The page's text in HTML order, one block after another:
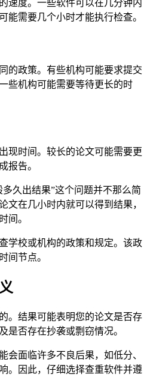
速度。一些软件可以在几分钟内
能需要几个小时才能执行检查。
的政策。有些机构可能要求提交
些机构可能需要等待更长的时
现时间。较长的论文可能需要更
报告。
久出结果”这个问题并不那么简
文在几小时内就可以得到结果，
间。
学校或机构的政策和规定。该政
间节点。
。结果可能表明您的论文是否存
是否存在抄袭或剽窃情况。
会面临许多不良后果，如低分、
。因此，仔细选择查重软件并遵